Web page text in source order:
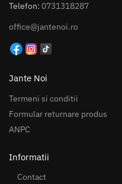
Telefon: 0731318287
office@jantenoi.ro
Jante Noi
Termeni si conditii
Formular returnare produs
ANPC
Informatii
Contact